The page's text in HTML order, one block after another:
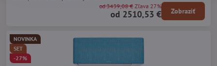
od 2510,53 €
od 3439,08 € Zľava 27%
Zobraziť
NOVINKA
SET
-27%